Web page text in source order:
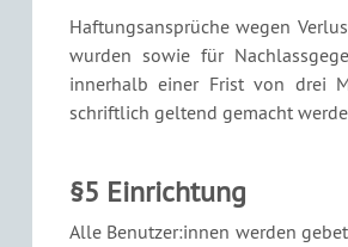
Haftungsansprüche wegen
wurden sowie für
innerhalb einer Frist von drei
schriftlich geltend gemacht
§5 Einrichtung
Alle Benutzer:innen werden